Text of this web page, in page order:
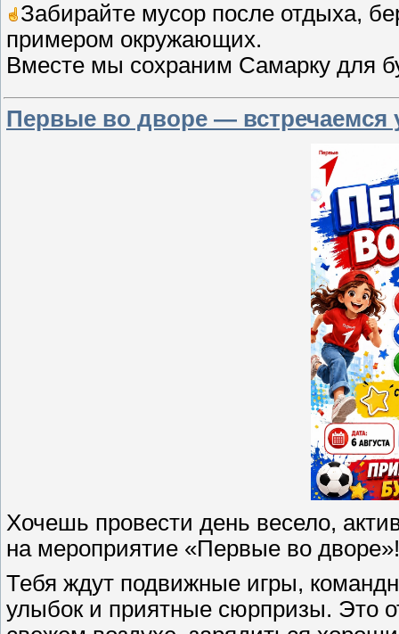
Забирайте мусор после отдыха,
примером окружающих.
Вместе мы сохраним Самарку для
Первые во дворе — встречаемся
Хочешь провести день весело,
на мероприятие «Первые во дворе»!
Тебя ждут подвижные игры,
улыбок и приятные сюрпризы. Это